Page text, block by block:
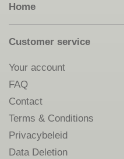
Home
Customer service
Your account
FAQ
Contact
Terms & Conditions
Privacybeleid
Data Deletion